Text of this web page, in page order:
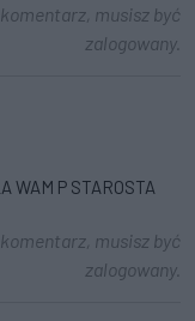
musisz być
zalogowany.
WAM P STAROSTA
musisz być
zalogowany.